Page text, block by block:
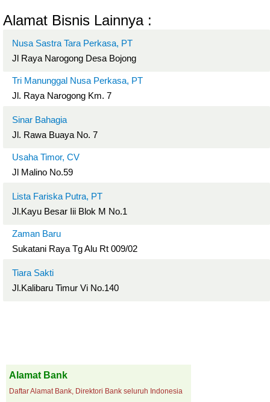
Alamat Bisnis Lainnya :
Nusa Sastra Tara Perkasa, PT
Jl Raya Narogong Desa Bojong
Tri Manunggal Nusa Perkasa, PT
Jl. Raya Narogong Km. 7
Sinar Bahagia
Jl. Rawa Buaya No. 7
Usaha Timor, CV
Jl Malino No.59
Lista Fariska Putra, PT
Jl.Kayu Besar Iii Blok M No.1
Zaman Baru
Sukatani Raya Tg Alu Rt 009/02
Tiara Sakti
Jl.Kalibaru Timur Vi No.140
Alamat Bank
Daftar Alamat Bank, Direktori Bank seluruh Indonesia